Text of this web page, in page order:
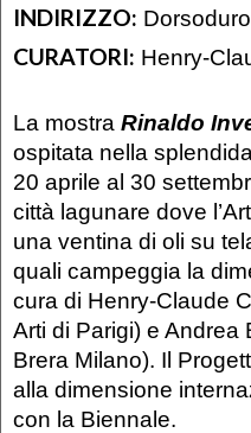
INDIRIZZO:
CURATORI: Henry-
La mostra Rinaldo
ospitata nella
20 aprile al 30
città lagunare dove
una ventina di oli su
quali campeggia la
cura di Henry-Claude
Arti di Parigi) e Andrea
Brera Milano). Il
alla dimensione
con la Biennale.